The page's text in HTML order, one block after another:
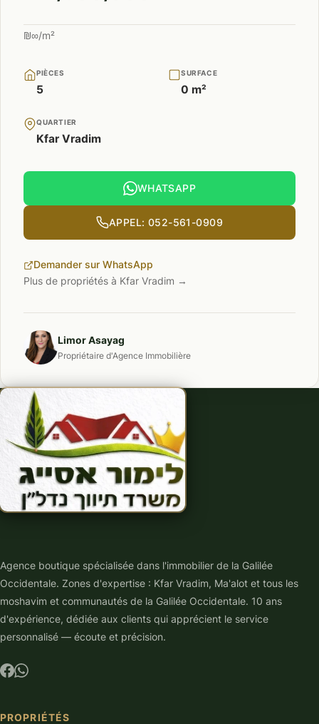
₪∞/m²
PIÈCES
5
SURFACE
0 m²
QUARTIER
Kfar Vradim
WHATSAPP
APPEL: 052-561-0909
Demander sur WhatsApp
Plus de propriétés à Kfar Vradim →
Limor Asayag
Propriétaire d'Agence Immobilière
Agence boutique spécialisée dans l'immobilier de la Galilée
Occidentale. Zones d'expertise : Kfar Vradim, Ma'alot et tous les
moshavim et communautés de la Galilée Occidentale. 10 ans
d'expérience, dédiée aux clients qui apprécient le service
personnalisé — écoute et précision.
PROPRIÉTÉS